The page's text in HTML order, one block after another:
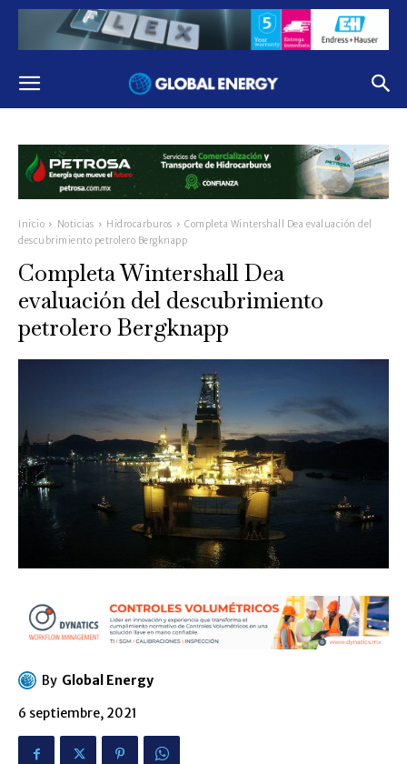
Inicio Noticias Hidrocarburos
Completa Wintershall Dea evaluación del
descubrimiento petrolero Bergknapp
Completa Wintershall Dea
evaluación del descubrimiento
petrolero Bergknapp
By Global Energy
6 septiembre, 2021